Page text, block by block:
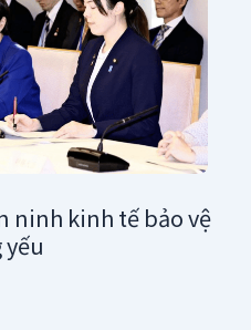
ninh kinh tế bảo vệ